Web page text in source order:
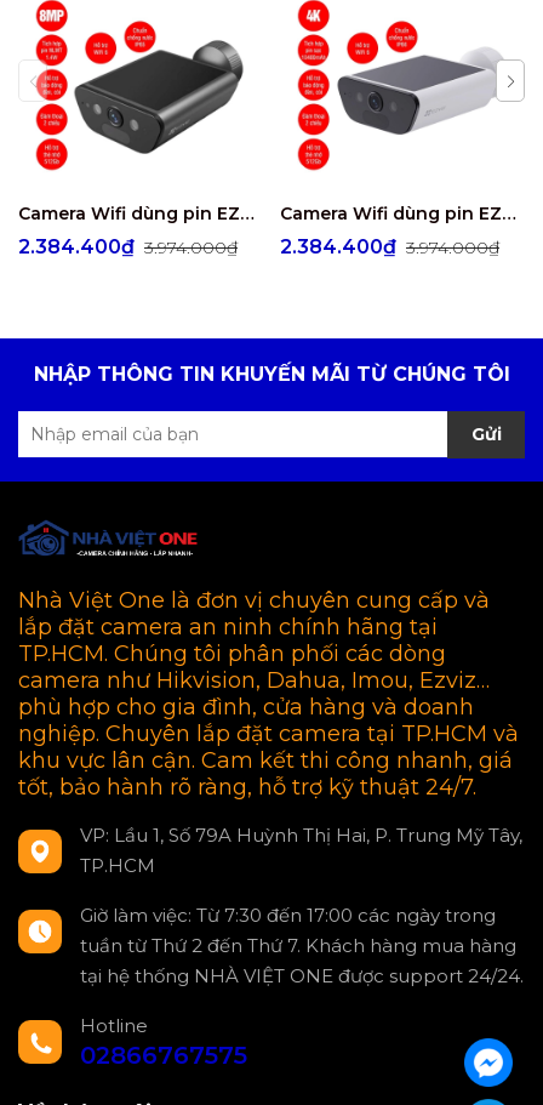
Camera Wifi dùng pin EZVIZ EB5 4K 8MP
2.384.400₫ 3.974.000₫
Camera Wifi dùng pin EZVIZ CB5 4K
2.384.400₫ 3.974.000₫
NHẬP THÔNG TIN KHUYẾN MÃI TỪ CHÚNG TÔI
Gửi
Nhà Việt One là đơn vị chuyên cung cấp và
lắp đặt camera an ninh chính hãng tại
TP.HCM. Chúng tôi phân phối các dòng
camera như Hikvision, Dahua, Imou, Ezviz…
phù hợp cho gia đình, cửa hàng và doanh
nghiệp. Chuyên lắp đặt camera tại TP.HCM và
khu vực lân cận. Cam kết thi công nhanh, giá
tốt, bảo hành rõ ràng, hỗ trợ kỹ thuật 24/7.
VP: Lầu 1, Số 79A Huỳnh Thị Hai, P. Trung Mỹ Tây,
TP.HCM
Giờ làm việc: Từ 7:30 đến 17:00 các ngày trong
tuần từ Thứ 2 đến Thứ 7. Khách hàng mua hàng
tại hệ thống NHÀ VIỆT ONE được support 24/24.
Hotline
02866767575